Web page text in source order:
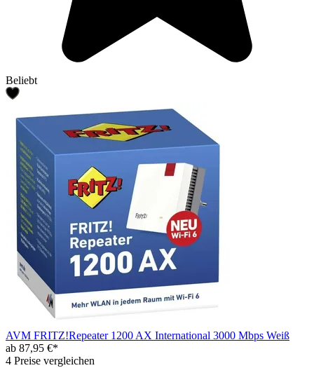
Beliebt
AVM FRITZ!Repeater 1200 AX International 3000 Mbps Weiß
ab 87,95 €*
4 Preise vergleichen